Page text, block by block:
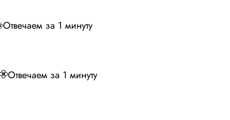
Отвечаем за 1 минуту
Отвечаем за 1 минуту